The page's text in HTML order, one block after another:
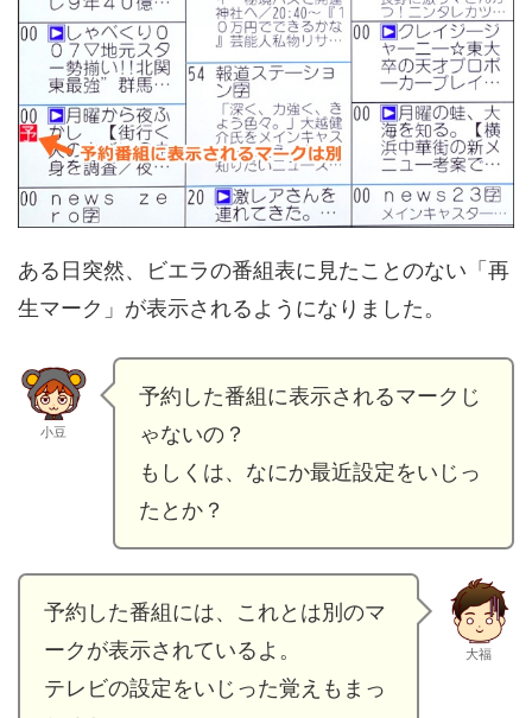
ある日突然、ビエラの番組表に見たことのない「再
生マーク」が表示されるようになりました。
小豆
予約した番組に表示されるマークじ
ゃないの？
もしくは、なにか最近設定をいじっ
たとか？
予約した番組には、これとは別のマ
ークが表示されているよ。
テレビの設定をいじった覚えもまっ
大福